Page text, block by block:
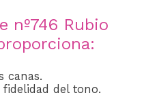
nº746 Rubio
canas.
del tono.